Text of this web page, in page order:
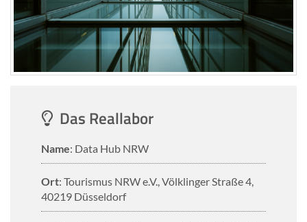
Das Re­al­la­bor
Name: Data Hub NRW
Ort: Tou­ris­mus NRW e.V., Völk­lin­ger Stra­ße 4,
40219 Düs­sel­dorf